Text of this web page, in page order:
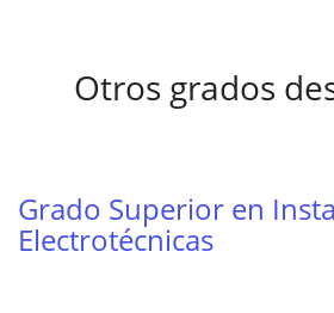
Otros grados
Grado Superior en
Electrotécnicas